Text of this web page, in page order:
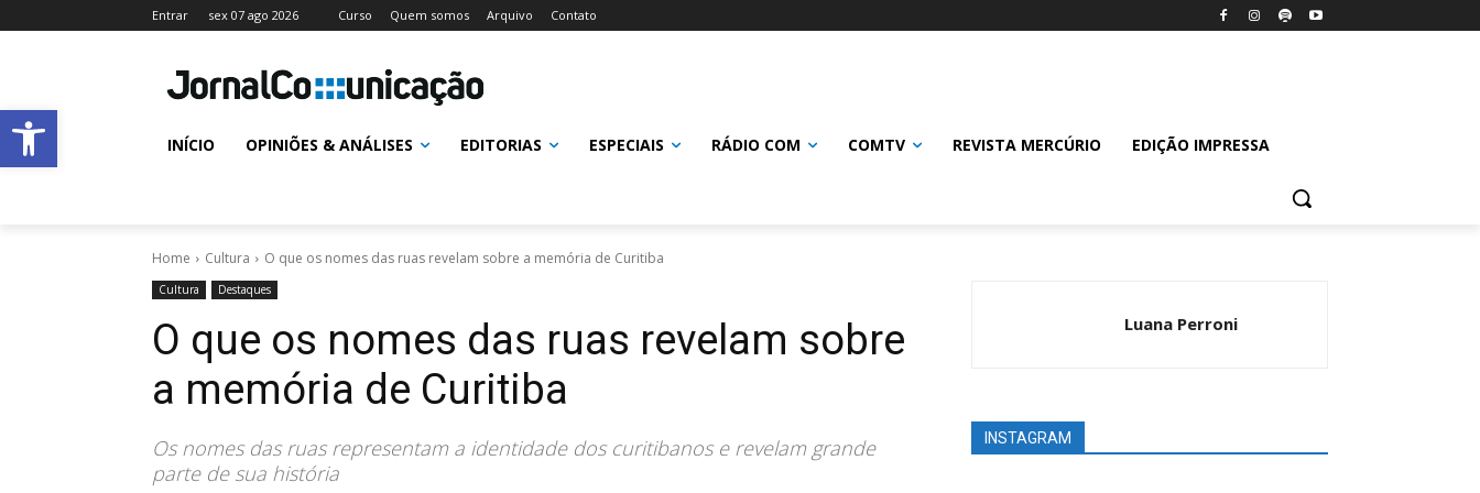
Abrir a barra de ferramentas
Entrar sex 07 ago 2026 Curso Quem somos Arquivo Contato
INÍCIO OPINIÕES & ANÁLISES EDITORIAS ESPECIAIS RÁDIO COM COMTV REVISTA MERCÚRIO EDIÇÃO IMPRESSA
Home Cultura O que os nomes das ruas revelam sobre a memória de Curitiba
Cultura Destaques
O que os nomes das ruas revelam sobre
a memória de Curitiba
Os nomes das ruas representam a identidade dos curitibanos e revelam grande
parte de sua história
Luana Perroni
INSTAGRAM